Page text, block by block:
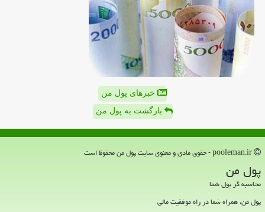
خبرهای پول من
بازگشت به پول من
پول من
محاسبه گر پول شما
پول من، همراه شما در راه موفقیت مالی